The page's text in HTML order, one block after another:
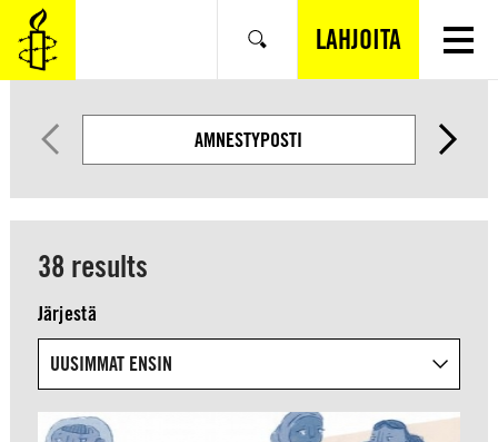
SIIRRY
VARSINAISEEN
SISÄLTÖÖN
Hae LAHJOITA
AMNESTYPOSTI
38 results
Järjestä